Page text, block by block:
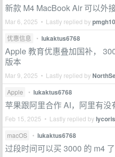
新款 M4 MacBook Air 可以外
Mar 6, 2025 • Lastly replied bypmgh10
优惠信息 • lukaktus6768
Apple 教育优惠叠加国补，
版本
Mar 9, 2025 • Lastly replied by
Apple • lukaktus6768
苹果跟阿里合作 AI，阿里有没
Feb 15, 2025 • Lastly replied by
macOS • lukaktus6768
过段时间可以买 3000 的 m4